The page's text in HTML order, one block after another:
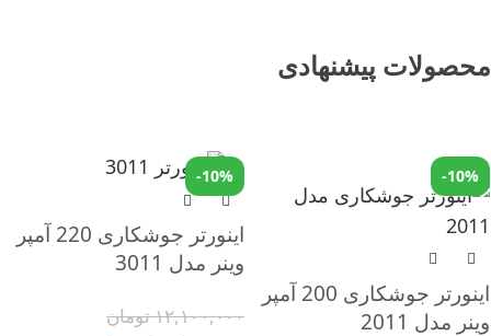
محصولات پیشنهادی
-10%
اینورتر جوشکاری 200 آمپر
وینر مدل 2011
-10%
اینورتر جوشکاری 220 آمپر
وینر مدل 3011
۱۲,۱۰۰,۰۰۰تومان